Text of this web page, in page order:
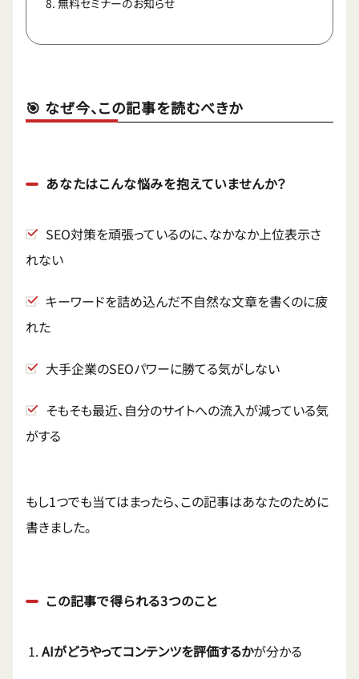
🎯 なぜ今、この記事を読むべきか
あなたはこんな悩みを抱えていませんか？
SEO対策を頑張っているのに、なかなか上位表示さ
れない
キーワードを詰め込んだ不自然な文章を書くのに疲
れた
大手企業のSEOパワーに勝てる気がしない
そもそも最近、自分のサイトへの流入が減っている気
がする
もし1つでも当てはまったら、この記事はあなたのために
書きました。
この記事で得られる3つのこと
AIがどうやってコンテンツを評価するかが分かる